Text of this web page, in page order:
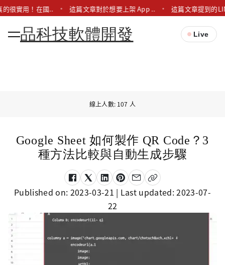
的很實用！在國.. 這篇文章對於想要上架 App .. 這篇文章提到的
品科技軟體開發 Live
線上人數: 107 人
Google Sheet 如何製作 QR Code？3
種方法比較與自動生成步驟
Published on: 2023-03-21 | Last updated:2023-07-
22